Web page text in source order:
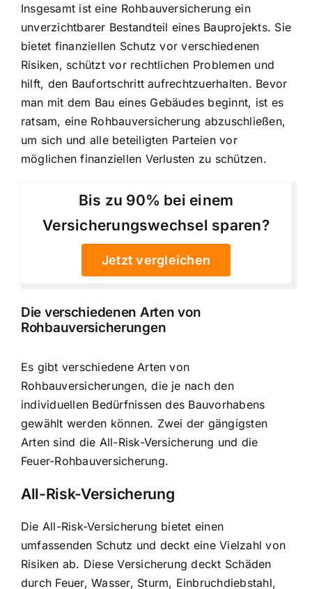
Insgesamt ist eine Rohbauversicherung ein
unverzichtbarer Bestandteil eines Bauprojekts. Sie
bietet finanziellen Schutz vor verschiedenen
Risiken, schützt vor rechtlichen Problemen und
hilft, den Baufortschritt aufrechtzuerhalten. Bevor
man mit dem Bau eines Gebäudes beginnt, ist es
ratsam, eine Rohbauversicherung abzuschließen,
um sich und alle beteiligten Parteien vor
möglichen finanziellen Verlusten zu schützen.
Bis zu 90% bei einem
Versicherungswechsel sparen?
Jetzt vergleichen
Die verschiedenen Arten von
Rohbauversicherungen
Es gibt verschiedene Arten von
Rohbauversicherungen, die je nach den
individuellen Bedürfnissen des Bauvorhabens
gewählt werden können. Zwei der gängigsten
Arten sind die All-Risk-Versicherung und die
Feuer-Rohbauversicherung.
All-Risk-Versicherung
Die All-Risk-Versicherung bietet einen
umfassenden Schutz und deckt eine Vielzahl von
Risiken ab. Diese Versicherung deckt Schäden
durch Feuer, Wasser, Sturm, Einbruchdiebstahl,